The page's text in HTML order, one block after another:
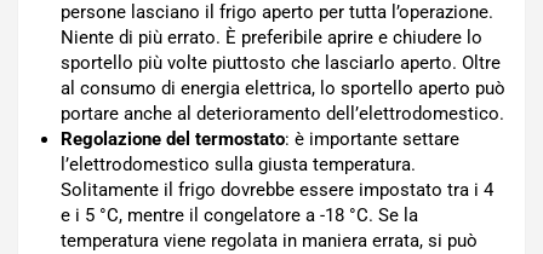
persone lasciano il frigo aperto per tutta l’operazione.
Niente di più errato. È preferibile aprire e chiudere lo
sportello più volte piuttosto che lasciarlo aperto. Oltre
al consumo di energia elettrica, lo sportello aperto può
portare anche al deterioramento dell’elettrodomestico.
Regolazione del termostato: è importante settare
l’elettrodomestico sulla giusta temperatura.
Solitamente il frigo dovrebbe essere impostato tra i 4
e i 5 °C, mentre il congelatore a -18 °C. Se la
temperatura viene regolata in maniera errata, si può